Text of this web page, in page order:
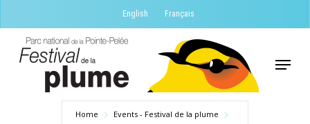
to
content
English Français
Menu
Home
Events - Festival de la plume
Menu